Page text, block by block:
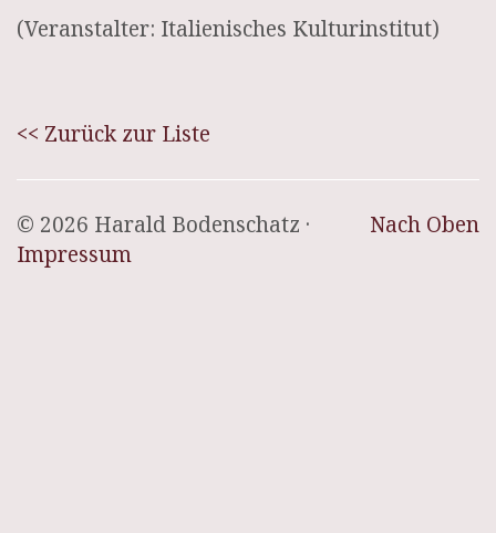
(Veranstalter: Italienisches Kulturinstitut)
<< Zurück zur Liste
Nach Oben
© 2026 Harald Bodenschatz ·
Impressum